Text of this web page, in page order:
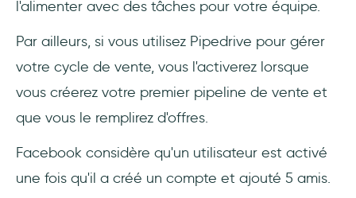
l'alimenter avec des tâches pour votre équipe.
Par ailleurs, si vous utilisez Pipedrive pour gérer
votre cycle de vente, vous l'activerez lorsque
vous créerez votre premier pipeline de vente et
que vous le remplirez d'offres.
Facebook considère qu'un utilisateur est activé
une fois qu'il a créé un compte et ajouté 5 amis.